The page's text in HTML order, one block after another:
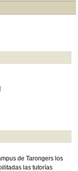
de Tarongers los
las tutorías